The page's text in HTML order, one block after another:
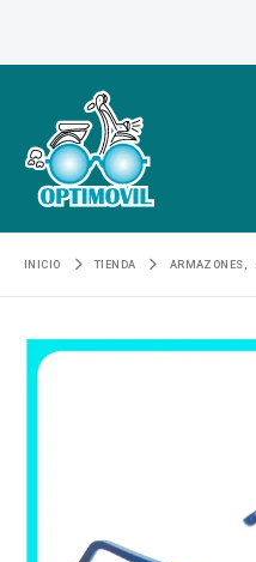
INICIO TIENDA ARMAZONES